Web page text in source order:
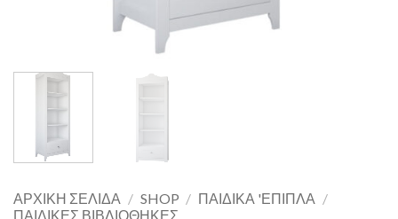
ΑΡΧΙΚΉ ΣΕΛΊΔΑ / SHOP / ΠΑΙΔΙΚΆ 'ΕΠΙΠΛΑ /
ΠΑΙΔΙΚΈΣ ΒΙΒΛΙΟΘΉΚΕΣ